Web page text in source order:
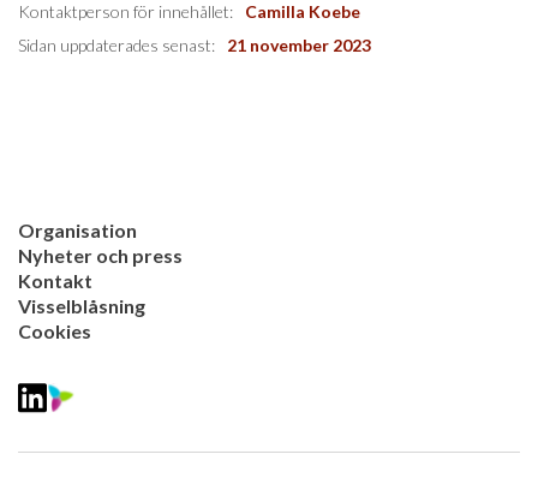
Sidan uppdaterades senast: 21 november 2023
Kontaktperson för innehållet: Camilla Koebe
Organisation
Nyheter och press
Kontakt
Visselblåsning
Cookies